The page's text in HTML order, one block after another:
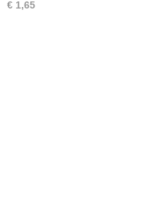
€ 1,65